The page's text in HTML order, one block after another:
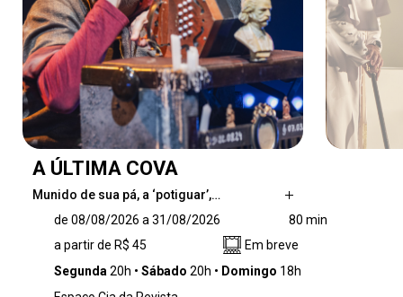
A ÚLTIMA COVA
Munido de sua pá, a ‘potiguar’,…
coveiro nordestino que veio trabalhar em São
Paulo para procurar sua mãe. Nunca aceitou
que a mãe o tivesse deixado para se aventurar
de 08/08/2026 a 31/08/2026
80 min
a partir de R$ 45
Em breve
Segunda 20h Sábado 20h Domingo 18h